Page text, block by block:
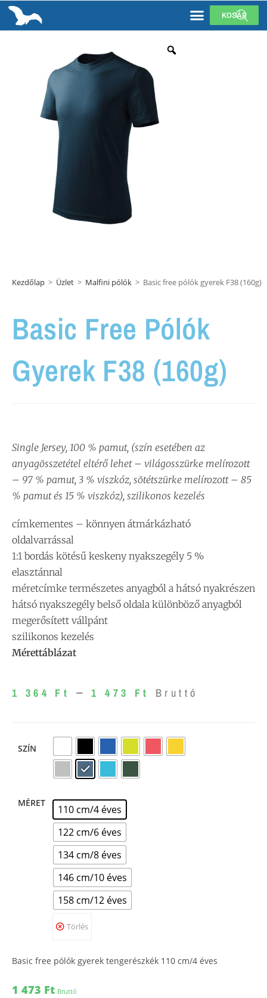
KOSÁR
Kezdőlap > Üzlet > Malfini pólók > Basic free pólók gyerek F38 (160g)
Basic Free Pólók
Gyerek F38 (160g)
Single Jersey, 100 % pamut, (szín esetében az
anyagösszetétel eltérő lehet – világosszürke melírozott
– 97 % pamut, 3 % viszkóz, sötétszürke melírozott – 85
% pamut és 15 % viszkóz), szilikonos kezelés
címkementes – könnyen átmárkázható
oldalvarrással
1:1 bordás kötésű keskeny nyakszegély 5 %
elasztánnal
méretcímke természetes anyagból a hátsó nyakrészen
hátsó nyakszegély belső oldala különböző anyagból
megerősített vállpánt
szilikonos kezelés
Mérettáblázat
1 364 Ft – 1 473 Ft Bruttó
SZÍN
MÉRET
110 cm/4 éves
122 cm/6 éves
134 cm/8 éves
146 cm/10 éves
158 cm/12 éves
Törlés
Basic free pólók gyerek tengerészkék 110 cm/4 éves
1 473 Ft Bruttó